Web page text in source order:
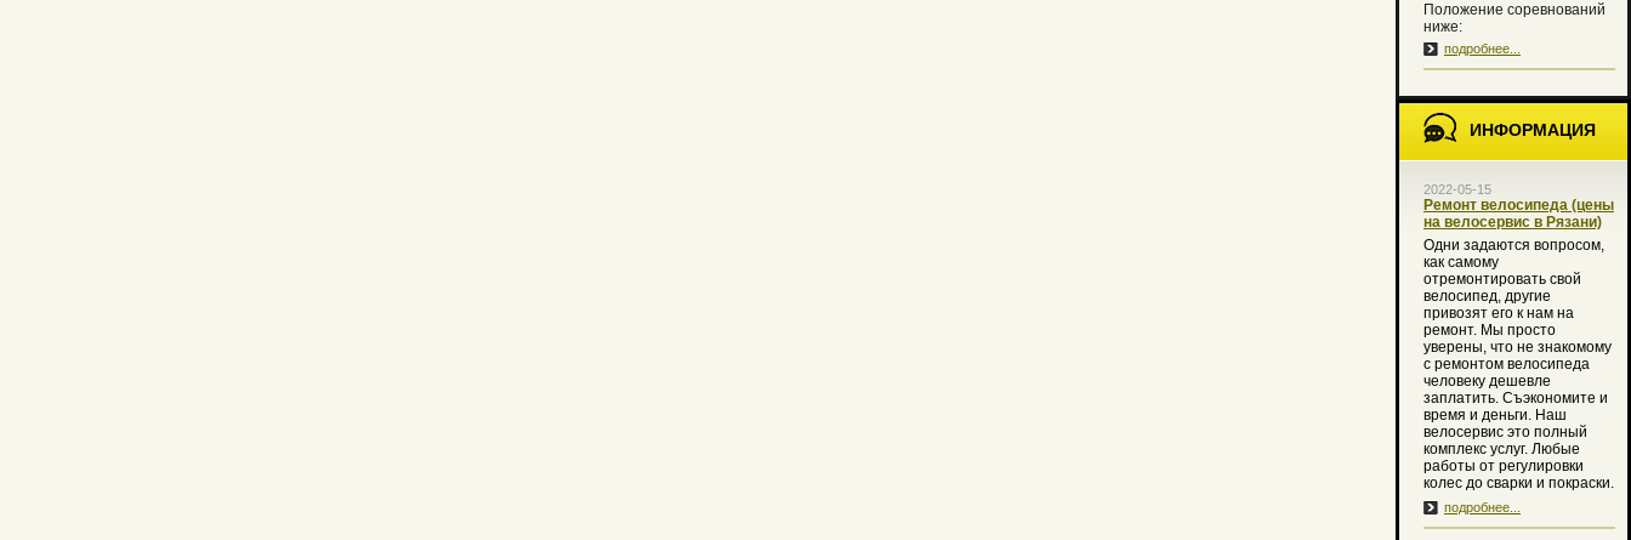
Положение соревнований
ниже:
подробнее...
ИНФОРМАЦИЯ
2022-05-15
Ремонт велосипеда (цены
на велосервис в Рязани)
Одни задаются вопросом,
как самому
отремонтировать свой
велосипед, другие
привозят его к нам на
ремонт. Мы просто
уверены, что не знакомому
с ремонтом велосипеда
человеку дешевле
заплатить. Съэкономите и
время и деньги. Наш
велосервис это полный
комплекс услуг. Любые
работы от регулировки
колес до сварки и покраски.
подробнее...